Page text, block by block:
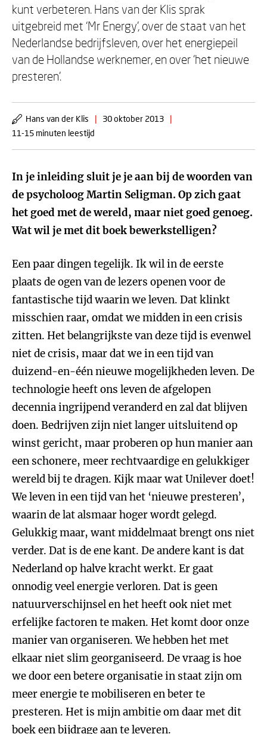
kunt verbeteren. Hans van der Klis sprak
uitgebreid met ‘Mr Energy’, over de staat van het
Nederlandse bedrijfsleven, over het energiepeil
van de Hollandse werknemer, en over ‘het nieuwe
presteren’.
Hans van der Klis | 30 oktober 2013
|
11-15 minuten leestijd
In je inleiding sluit je je aan bij de woorden van
de psycholoog Martin Seligman. Op zich gaat
het goed met de wereld, maar niet goed genoeg.
Wat wil je met dit boek bewerkstelligen?
Een paar dingen tegelijk. Ik wil in de eerste
plaats de ogen van de lezers openen voor de
fantastische tijd waarin we leven. Dat klinkt
misschien raar, omdat we midden in een crisis
zitten. Het belangrijkste van deze tijd is evenwel
niet de crisis, maar dat we in een tijd van
duizend-en-één nieuwe mogelijkheden leven. De
technologie heeft ons leven de afgelopen
decennia ingrijpend veranderd en zal dat blijven
doen. Bedrijven zijn niet langer uitsluitend op
winst gericht, maar proberen op hun manier aan
een schonere, meer rechtvaardige en gelukkiger
wereld bij te dragen. Kijk maar wat Unilever doet!
We leven in een tijd van het ‘nieuwe presteren’,
waarin de lat alsmaar hoger wordt gelegd.
Gelukkig maar, want middelmaat brengt ons niet
verder. Dat is de ene kant. De andere kant is dat
Nederland op halve kracht werkt. Er gaat
onnodig veel energie verloren. Dat is geen
natuurverschijnsel en het heeft ook niet met
erfelijke factoren te maken. Het komt door onze
manier van organiseren. We hebben het met
elkaar niet slim georganiseerd. De vraag is hoe
we door een betere organisatie in staat zijn om
meer energie te mobiliseren en beter te
presteren. Het is mijn ambitie om daar met dit
boek een bijdrage aan te leveren.